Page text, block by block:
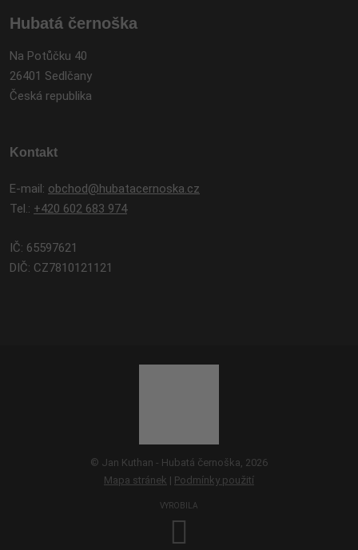
Hubatá černoška
Na Potůčku 40
26401 Sedlčany
Česká republika
Kontakt
E-mail: obchod@hubatacernoska.cz
Tel.: +420 602 683 974
IČ: 65597621
DIČ: CZ7810121121
© Jan Kuthan - Hubatá černoška, 2026
Mapa stránek | Podmínky použití
VYROBILA